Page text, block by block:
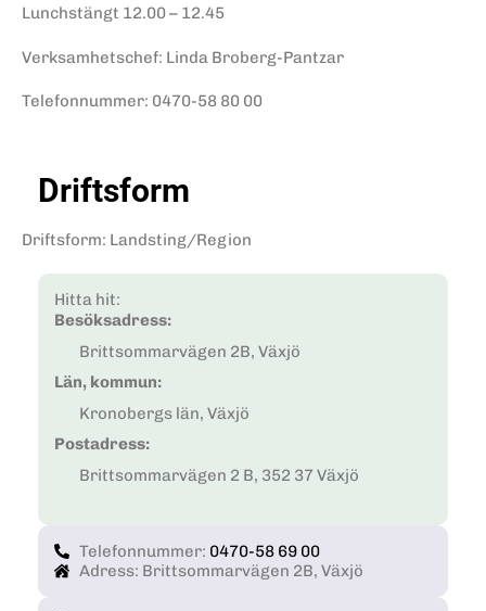
Lunchstängt 12.00 – 12.45
Verksamhetschef: Linda Broberg-Pantzar
Telefonnummer: 0470-58 80 00
Driftsform
Driftsform: Landsting/Region
Hitta hit:
Besöksadress:
Brittsommarvägen 2B, Växjö
Län, kommun:
Kronobergs län, Växjö
Postadress:
Brittsommarvägen 2 B, 352 37 Växjö
Telefonnummer: 0470-58 69 00
Adress: Brittsommarvägen 2B, Växjö